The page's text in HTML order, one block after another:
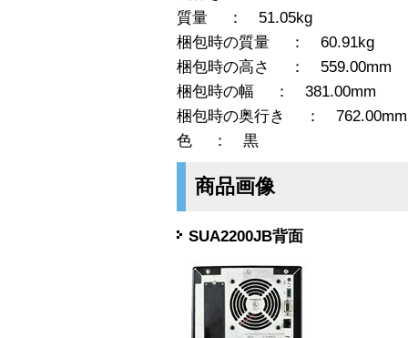
質量 ： 51.05kg
梱包時の質量 ： 60.91kg
梱包時の高さ ： 559.00mm
梱包時の幅 ： 381.00mm
梱包時の奥行き ： 762.00mm
色 ： 黒
商品画像
SUA2200JB背面